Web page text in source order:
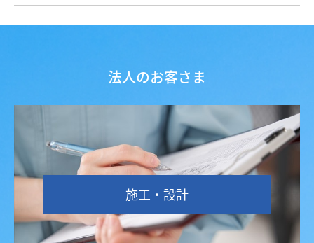
法人のお客さま
施工・設計